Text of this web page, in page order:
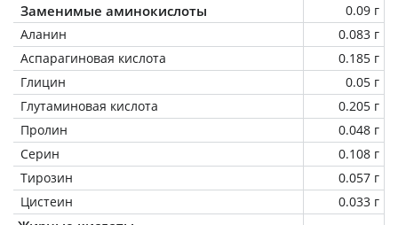
Заменимые аминокислоты
0.09 г
Аланин
0.083 г
Аспарагиновая кислота
0.185 г
Глицин
0.05 г
Глутаминовая кислота
0.205 г
Пролин
0.048 г
Серин
0.108 г
Тирозин
0.057 г
Цистеин
0.033 г